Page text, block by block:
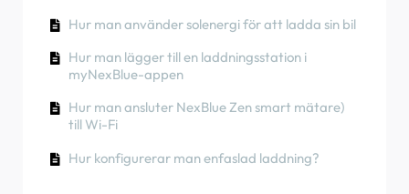
Hur byter man huvudsäkringsdonet på
Partnerportalen？
Hur man använder solenergi för att ladda sin bil
Hur man lägger till en laddningsstation i
myNexBlue-appen
Hur man ansluter NexBlue Zen smart mätare)
till Wi-Fi
Hur konfigurerar man enfaslad laddning?